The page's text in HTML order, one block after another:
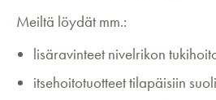
Meiltä löydät mm.:
lisäravinteet nivelrikon
itsehoitotuotteet tilapäisiin